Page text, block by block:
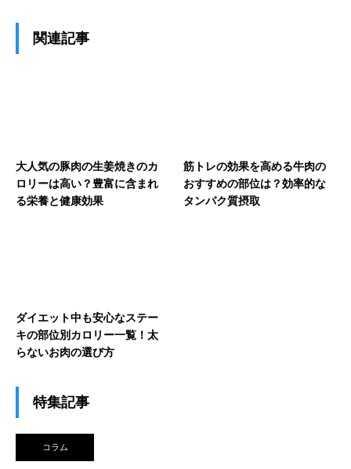
関連記事
大人気の豚肉の生姜焼きのカ
ロリーは高い？豊富に含まれ
る栄養と健康効果
筋トレの効果を高める牛肉の
おすすめの部位は？効率的な
タンパク質摂取
ダイエット中も安心なステー
キの部位別カロリー一覧！太
らないお肉の選び方
特集記事
コラム